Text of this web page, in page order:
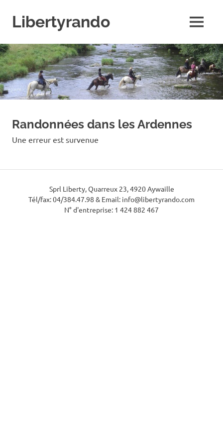
contentLibertyrando
spécialiste
de
la
randonnée
à
cheval
MENU
Randonnées dans les Ardennes
Une erreur est survenue
Sprl Liberty, Quarreux 23, 4920 Aywaille
Tél/fax: 04/384.47.98 & Email: info@libertyrando.com
N° d'entreprise: 1 424 882 467